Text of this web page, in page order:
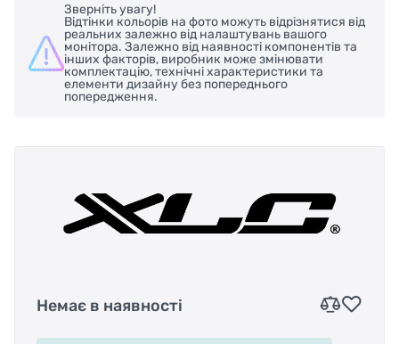
Зверніть увагу!
Відтінки кольорів на фото можуть відрізнятися від
реальних залежно від налаштувань вашого
монітора. Залежно від наявності компонентів та
інших факторів, виробник може змінювати
комплектацію, технічні характеристики та
елементи дизайну без попереднього
попередження.
Немає в наявності